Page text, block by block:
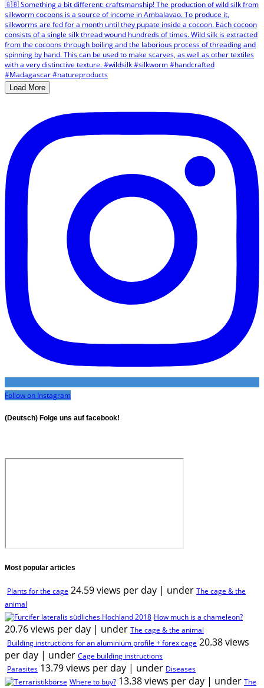
Load More
Follow on Instagram
(Deutsch) Folge uns auf facebook!
Most popular articles
Plants for the cage 24.59 views per day | under The cage & the
animal
How much is a chameleon?
20.76 views per day | under The cage & the animal
Building instructions for an aluminium profile + forex cage 20.38 views
per day | under Cage building instructions
Parasites 13.79 views per day | under Diseases
Where to buy? 13.38 views per day | under The